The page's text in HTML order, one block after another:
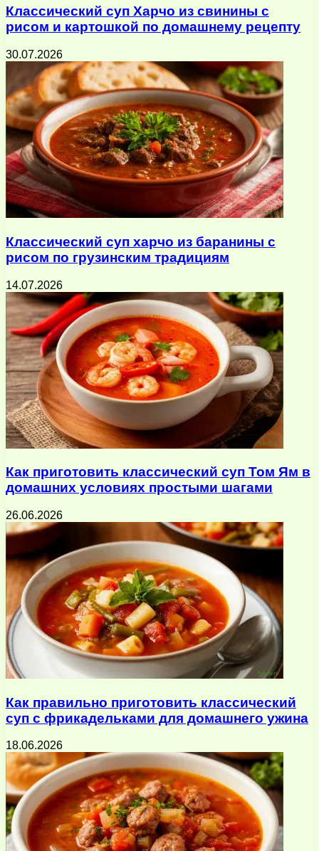
Классический суп Харчо из свинины с
рисом и картошкой по домашнему рецепту
30.07.2026
Классический суп харчо из баранины с
рисом по грузинским традициям
14.07.2026
Как приготовить классический суп Том Ям в
домашних условиях простыми шагами
26.06.2026
Как правильно приготовить классический
суп с фрикадельками для домашнего ужина
18.06.2026